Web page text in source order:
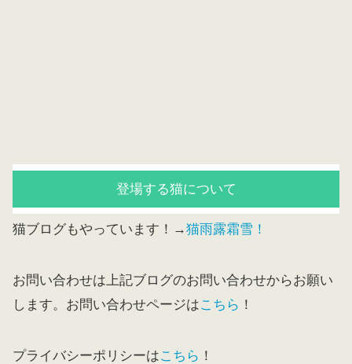
登場する猫について
猫ブログもやっています！→猫雨露霜雪！
お問い合わせは上記ブログのお問い合わせからお願い
します。お問い合わせページはこちら ！
プライバシーポリシーはこちら ！